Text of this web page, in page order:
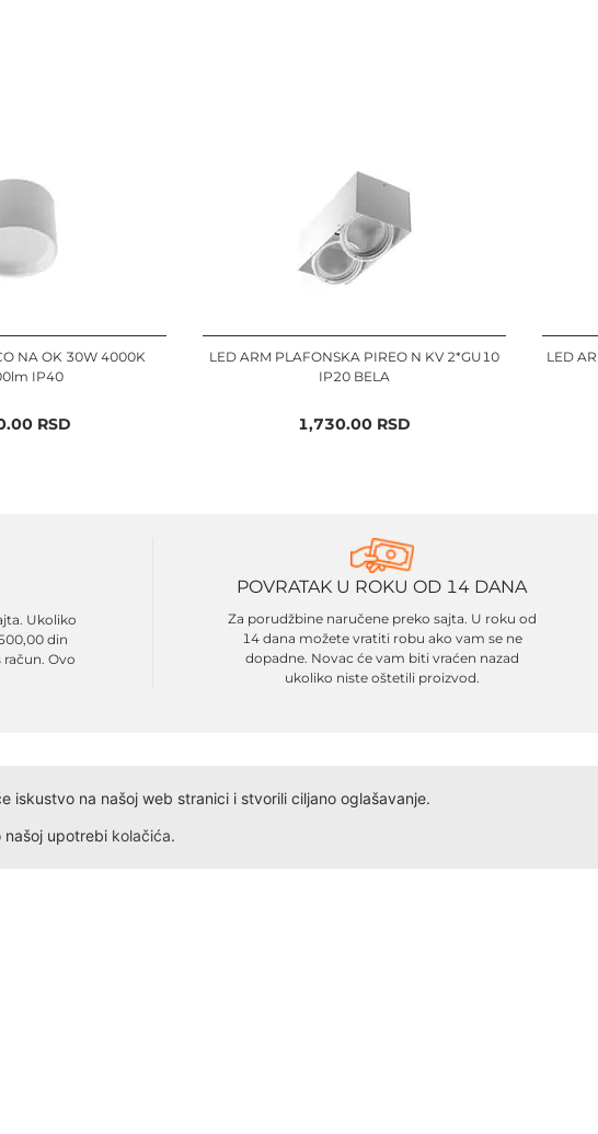
NA OK 30W 4000K
IP40
RSD
LED ARM PLAFONSKA PIREO N KV 2*GU10
IP20 BELA
1,730.00 RSD
LED
Ukoliko
din
Ovo
POVRATAK U ROKU OD 14 DANA
Za porudžbine naručene preko sajta. U roku od
14 dana možete vratiti robu ako vam se ne
dopadne. Novac će vam biti vraćen nazad
ukoliko niste oštetili proizvod.
iskustvo na našoj web stranici i stvorili ciljano oglašavanje.
našoj upotrebi kolačića.